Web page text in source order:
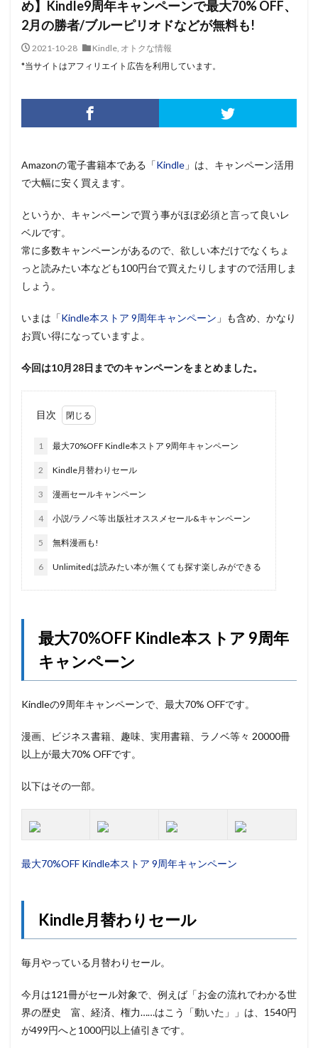
め】Kindle9周年キャンペーンで最大70% OFF、
2月の勝者/ブルーピリオドなどが無料も!
2021-10-28 Kindle, オトクな情報
*当サイトはアフィリエイト広告を利用しています。
Amazonの電子書籍本である「Kindle 」は、キャンペーン活用
で大幅に安く買えます。
というか、キャンペーンで買う事がほぼ必須と言って良いレ
ベルです。
常に多数キャンペーンがあるので、欲しい本だけでなくちょ
っと読みたい本なども100円台で買えたりしますので活用しま
しょう。
いまは「Kindle本ストア 9周年キャンペーン 」も含め、かなり
お買い得になっていますよ。
今回は10月28日までのキャンペーンをまとめました。
目次
1 最大70%OFF Kindle本ストア 9周年キャンペーン
2 Kindle月替わりセール
3 漫画セールキャンペーン
4 小説/ラノベ等 出版社オススメセール&キャンペーン
5 無料漫画も!
6 Unlimitedは読みたい本が無くても探す楽しみができる
最大70%OFF Kindle本ストア 9周年
キャンペーン
Kindleの9周年キャンペーンで、最大70% OFFです。
漫画、ビジネス書籍、趣味、実用書籍、ラノベ等々 20000冊
以上が最大70% OFFです。
以下はその一部。
最大70%OFF Kindle本ストア 9周年キャンペーン
Kindle月替わりセール
毎月やっている月替わりセール。
今月は121冊がセール対象で、例えば「お金の流れでわかる世
界の歴史 富、経済、権力……はこう「動いた」」は、1540円
が499円へと1000円以上値引きです。